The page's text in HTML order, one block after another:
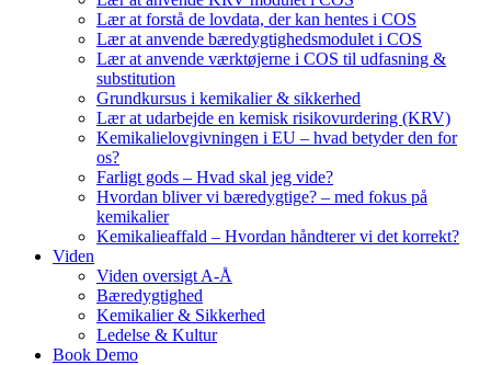
Lær at forstå de lovdata, der kan hentes i COS
Lær at anvende bæredygtighedsmodulet i COS
Lær at anvende værktøjerne i COS til udfasning &
substitution
Grundkursus i kemikalier & sikkerhed
Lær at udarbejde en kemisk risikovurdering (KRV)
Kemikalielovgivningen i EU – hvad betyder den for
os?
Farligt gods – Hvad skal jeg vide?
Hvordan bliver vi bæredygtige? – med fokus på
kemikalier
Kemikalieaffald – Hvordan håndterer vi det korrekt?
Viden
Viden oversigt A-Å
Bæredygtighed
Kemikalier & Sikkerhed
Ledelse & Kultur
Book Demo